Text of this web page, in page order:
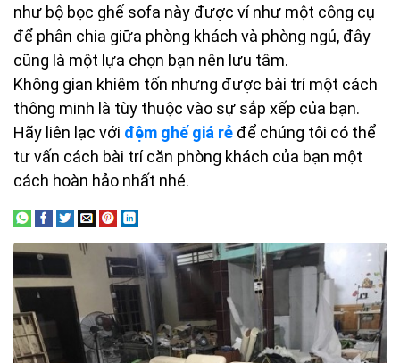
như bộ bọc ghế sofa này được ví như một công cụ
để phân chia giữa phòng khách và phòng ngủ, đây
cũng là một lựa chọn bạn nên lưu tâm.
Không gian khiêm tốn nhưng được bài trí một cách
thông minh là tùy thuộc vào sự sắp xếp của bạn.
Hãy liên lạc với đệm ghế giá rẻ để chúng tôi có thể
tư vấn cách bài trí căn phòng khách của bạn một
cách hoàn hảo nhất nhé.